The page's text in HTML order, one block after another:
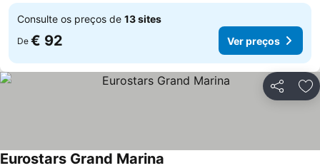
Consulte os preços de 13 sites
De € 92 Ver preços
Partilhar
Eurostars Grand Marina